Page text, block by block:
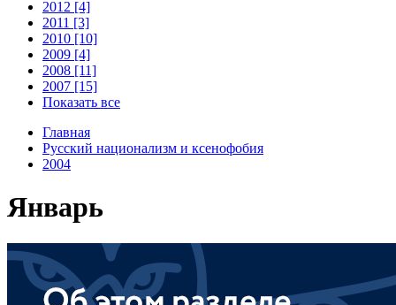
2012 [4]
2011 [3]
2010 [10]
2009 [4]
2008 [11]
2007 [15]
Показать все
Главная
Русский национализм и ксенофобия
2004
Январь